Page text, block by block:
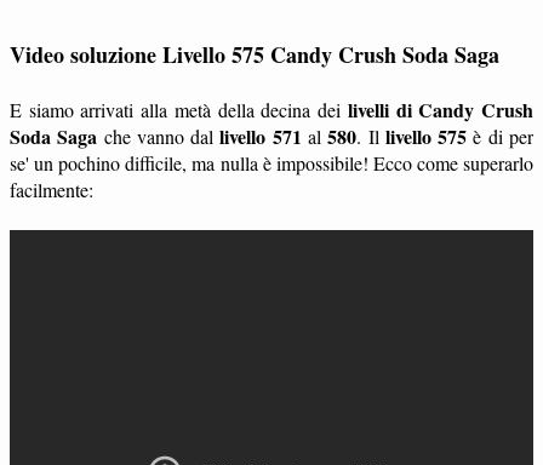
Video soluzione Livello 575 Candy Crush Soda Saga
E siamo arrivati alla metà della decina dei livelli di Candy Crush
Soda Saga che vanno dallivello 571 al580. Il livello 575 è di per
se' un pochino difficile, ma nulla è impossibile! Ecco come superarlo
facilmente: